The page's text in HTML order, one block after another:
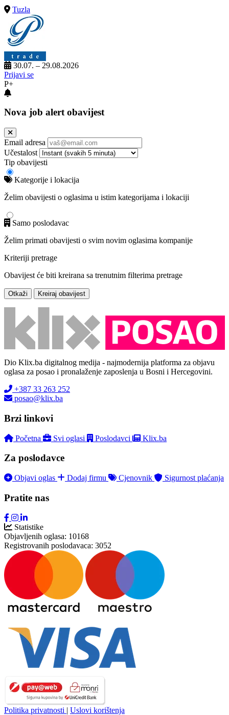
Tuzla
30.07. – 29.08.2026
Prijavi se
P+
Nova job alert obavijest
Email adresa
Učestalost
Tip obavijesti
Kategorije i lokacija
Želim obavijesti o oglasima u istim kategorijama i lokaciji
Samo poslodavac
Želim primati obavijesti o svim novim oglasima kompanije
Kriteriji pretrage
Obavijest će biti kreirana sa trenutnim filterima pretrage
Otkaži Kreiraj obavijest
Dio Klix.ba digitalnog medija - najmodernija platforma za objavu
oglasa za posao i pronalaženje zaposlenja u Bosni i Hercegovini.
+387 33 263 252
posao@klix.ba
Brzi linkovi
Početna Svi oglasi Poslodavci Klix.ba
Za poslodavce
Objavi oglas Dodaj firmu Cjenovnik Sigurnost plaćanja
Pratite nas
Statistike
Objavljenih oglasa: 10168
Registrovanih poslodavaca: 3052
Politika privatnosti | Uslovi korištenja